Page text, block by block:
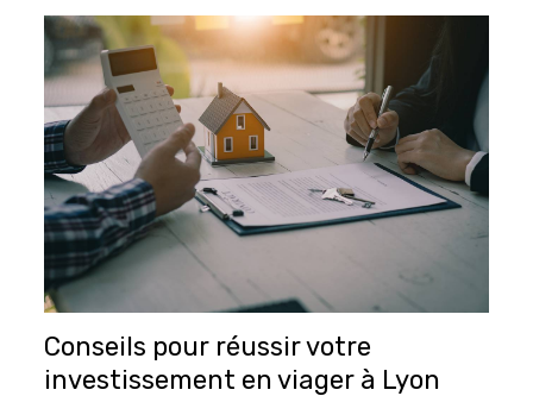
Conseils pour réussir votre
investissement en viager à Lyon